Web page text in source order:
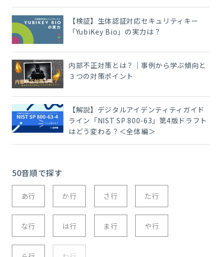
【検証】生体認証対応セキュリティキー
「YubiKey Bio」の実力は？
内部不正対策とは？｜事例から学ぶ傾向と
３つの対策ポイント
【解説】デジタルアイデンティティガイド
ライン「NIST SP 800-63」第4版ドラフト
はどう変わる？＜全体編＞
50音順で探す
あ行 か行 さ行 た行
な行 は行 ま行 や行